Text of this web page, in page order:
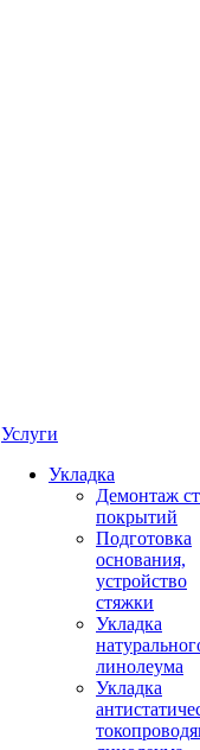
Услуги
Укладка
Демонтаж
покрытий
Подготовка
основания,
устройство
стяжки
Укладка
линолеума
Укладка